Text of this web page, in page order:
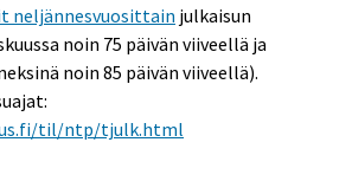
neljännesvuosittain julkaisun
noin 75 päivän viiveellä ja
noin 85 päivän viiveellä).
til/ntp/tjulk.html